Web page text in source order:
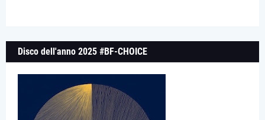
Disco dell'anno 2025 #BF-CHOICE